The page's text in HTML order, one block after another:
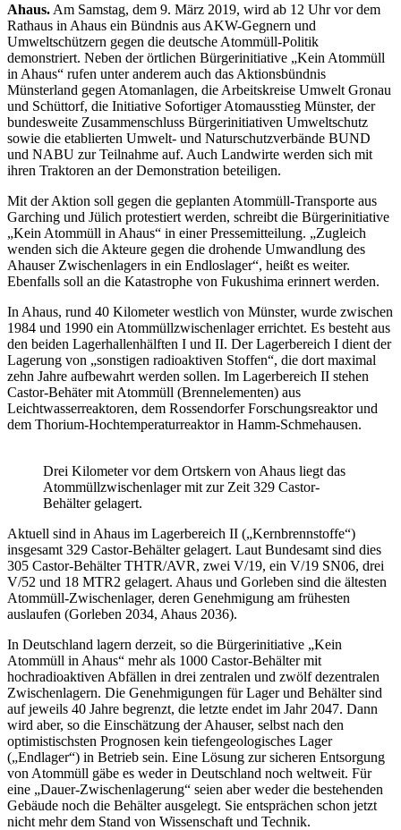
Ahaus. Am Samstag, dem 9. März 2019, wird ab 12 Uhr vor dem
Rathaus in Ahaus ein Bündnis aus AKW-Gegnern und
Umweltschützern gegen die deutsche Atommüll-Politik
demonstriert. Neben der örtlichen Bürgerinitiative „Kein Atommüll
in Ahaus“ rufen unter anderem auch das Aktionsbündnis
Münsterland gegen Atomanlagen, die Arbeitskreise Umwelt Gronau
und Schüttorf, die Initiative Sofortiger Atomausstieg Münster, der
bundesweite Zusammenschluss Bürgerinitiativen Umweltschutz
sowie die etablierten Umwelt- und Naturschutzverbände BUND
und NABU zur Teilnahme auf. Auch Landwirte werden sich mit
ihren Traktoren an der Demonstration beteiligen.
Mit der Aktion soll gegen die geplanten Atommüll-Transporte aus
Garching und Jülich protestiert werden, schreibt die Bürgerinitiative
„Kein Atommüll in Ahaus“ in einer Pressemitteilung. „Zugleich
wenden sich die Akteure gegen die drohende Umwandlung des
Ahauser Zwischenlagers in ein Endloslager“, heißt es weiter.
Ebenfalls soll an die Katastrophe von Fukushima erinnert werden.
In Ahaus, rund 40 Kilometer westlich von Münster, wurde zwischen
1984 und 1990 ein Atommüllzwischenlager errichtet. Es besteht aus
den beiden Lagerhallenhälften I und II. Der Lagerbereich I dient der
Lagerung von „sonstigen radioaktiven Stoffen“, die dort maximal
zehn Jahre aufbewahrt werden sollen. Im Lagerbereich II stehen
Castor-Behäter mit Atommüll (Brennelementen) aus
Leichtwasserreaktoren, dem Rossendorfer Forschungsreaktor und
dem Thorium-Hochtemperaturreaktor in Hamm-Schmehausen.
Drei Kilometer vor dem Ortskern von Ahaus liegt das
Atommüllzwischenlager mit zur Zeit 329 Castor-
Behälter gelagert.
Aktuell sind in Ahaus im Lagerbereich II („Kernbrennstoffe“)
insgesamt 329 Castor-Behälter gelagert. Laut Bundesamt sind dies
305 Castor-Behälter THTR/AVR, zwei V/19, ein V/19 SN06, drei
V/52 und 18 MTR2 gelagert. Ahaus und Gorleben sind die ältesten
Atommüll-Zwischenlager, deren Genehmigung am frühesten
auslaufen (Gorleben 2034, Ahaus 2036).
In Deutschland lagern derzeit, so die Bürgerinitiative „Kein
Atommüll in Ahaus“ mehr als 1000 Castor-Behälter mit
hochradioaktiven Abfällen in drei zentralen und zwölf dezentralen
Zwischenlagern. Die Genehmigungen für Lager und Behälter sind
auf jeweils 40 Jahre begrenzt, die letzte endet im Jahr 2047. Dann
wird aber, so die Einschätzung der Ahauser, selbst nach den
optimistischsten Prognosen kein tiefengeologisches Lager
(„Endlager“) in Betrieb sein. Eine Lösung zur sicheren Entsorgung
von Atommüll gäbe es weder in Deutschland noch weltweit. Für
eine „Dauer-Zwischenlagerung“ seien aber weder die bestehenden
Gebäude noch die Behälter ausgelegt. Sie entsprächen schon jetzt
nicht mehr dem Stand von Wissenschaft und Technik.